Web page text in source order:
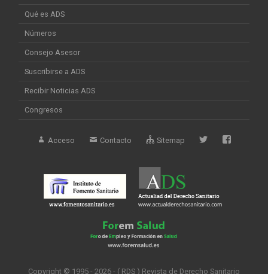
Qué es ADS
Números
Consejo Asesor
Suscribirse a ADS
Recibir Noticias ADS
Congresos
Acceso Contacto Sitemap
Copyright © 1995 - 2026 - ( RDS ) Revista de Derecho Sanitario